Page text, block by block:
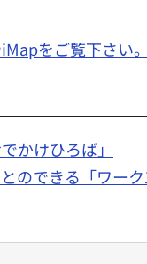
をご覧下さい。
かけひろば」
のできる「ワーク